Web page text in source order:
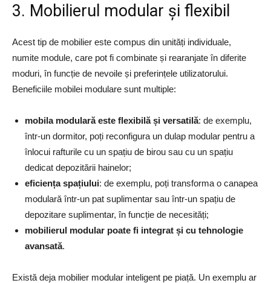
3. Mobilierul modular și flexibil
Acest tip de mobilier este compus din unități individuale,
numite module, care pot fi combinate și rearanjate în diferite
moduri, în funcție de nevoile și preferințele utilizatorului.
Beneficiile mobilei modulare sunt multiple:
mobila modulară este flexibilă și versatilă: de exemplu,
într-un dormitor, poți reconfigura un dulap modular pentru a
înlocui rafturile cu un spațiu de birou sau cu un spațiu
dedicat depozitării hainelor;
eficiența spațiului: de exemplu, poți transforma o canapea
modulară într-un pat suplimentar sau într-un spațiu de
depozitare suplimentar, în funcție de necesități;
mobilierul modular poate fi integrat și cu tehnologie
avansată.
Există deja mobilier modular inteligent pe piață. Un exemplu ar